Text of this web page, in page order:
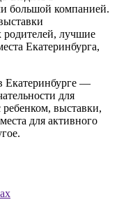
большой компанией.
родителей, лучшие
Екатеринбурга,
Екатеринбурге —
для
ребенком, выставки,
для активного